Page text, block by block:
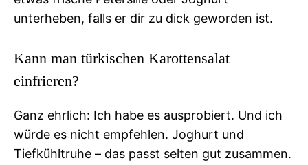
unterheben, falls er dir zu dick geworden ist.
Kann man türkischen Karottensalat
einfrieren?
Ganz ehrlich: Ich habe es ausprobiert. Und ich
würde es nicht empfehlen. Joghurt und
Tiefkühltruhe – das passt selten gut zusammen.